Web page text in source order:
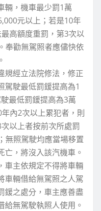
輛，機車最少罰1萬
元以上；若是10年
高額度重罰，第3次以
奉勸無駕照者應儘快依
規經立法院修法，修正
駕駛最低罰鍰提高為1
最低罰鍰提高為3萬
內2次以上累犯者，則
以上者按前次所處罰
無照駕駛均應當場移置
，將沒入該汽機車。
車主依規定不得將車輛
車輛借給無駕照之人駕
鍰之處分，車主應善盡
給無駕駛執照人使用。